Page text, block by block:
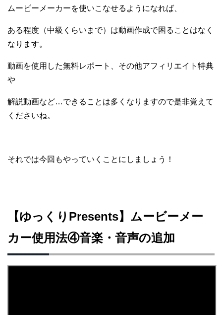
ムービーメーカーを使いこなせるようになれば、
ある程度（中級くらいまで）は動画作成で困ることはなく
なります。
動画を使用した無料レポート、その他アフィリエイト特典
や
解説動画など…できることは多くなりますので是非覚えて
くださいね。
それでは今回もやっていくことにしましょう！
【ゆっくりPresents】ムービーメー
カー使用法④音楽・音声の追加